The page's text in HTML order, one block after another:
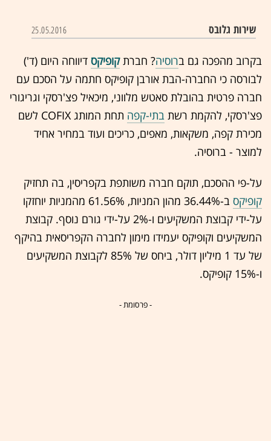
שירות גלובס 25.05.2016
בקרוב מהפכה גם ברוסיה? חברתקופיקס דיווחה היום (ד')
לבורסה כי החברה-הבת אורבן קופיקס חתמה על הסכם עם
חברה פרטית בהובלת סאטש מלווני, מיכאיל פצ'רסקי וגריגורי
פצ'רסקי, להקמת רשת בתי-קפה
תחת המותג COFIX לשם
מכירת קפה, משקאות, מאפים, כריכים ועוד במחיר אחיד
למוצר - ברוסיה.
על-פי ההסכם, תוקם חברה משותפת בקפריסין, בה תחזיק
קופיקס
ב-36.44% מהון המניות, 61.56% מהמניות יוחזקו
על-ידי קבוצת המשקיעים ו-2% על-ידי גורם נוסף. קבוצת
המשקיעים וקופיקס יעמידו מימון לחברה הקפריסאית בהיקף
של עד 1 מיליון דולר, ביחס של 85% לקבוצת המשקיעים
ו-15% קופיקס.
- פרסומת -